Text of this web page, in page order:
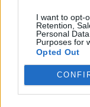
I want to opt-
Retention,
Personal
Purposes for
Opted Out
Barkov